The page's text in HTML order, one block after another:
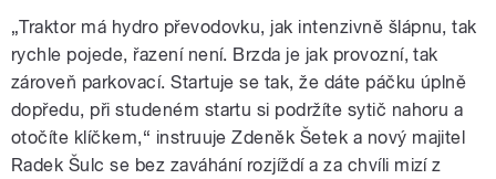
„Traktor má hydro převodovku, jak intenzivně šlápnu, tak
rychle pojede, řazení není. Brzda je jak provozní, tak
zároveň parkovací. Startuje se tak, že dáte páčku úplně
dopředu, při studeném startu si podržíte sytič nahoru a
otočíte klíčkem,“ instruuje Zdeněk Šetek a nový majitel
Radek Šulc se bez zaváhání rozjíždí a za chvíli mizí z